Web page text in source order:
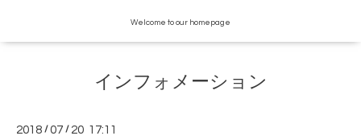
Welcome to our homepage
インフォメーション
2018 /07 / 20 17:11